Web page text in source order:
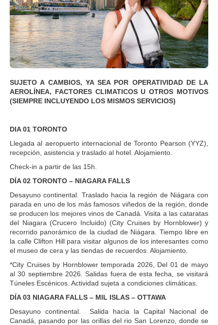
SUJETO A CAMBIOS, YA SEA POR OPERATIVIDAD DE LA
AEROLÍNEA, FACTORES CLIMATICOS U OTROS MOTIVOS
(SIEMPRE INCLUYENDO LOS MISMOS SERVICIOS)
DIA 01 TORONTO
Llegada al aeropuerto internacional de Toronto Pearson (YYZ),
recepción, asistencia y traslado al hotel. Alojamiento.
Check-in a partir de las 15h.
DÍA 02 TORONTO – NIAGARA FALLS
Desayuno continental. Traslado hacia la región de Niágara con
parada en uno de los más famosos viñedos de la región, donde
se producen los mejores vinos de Canadá. Visita a las cataratas
del Niagara (Crucero Incluido) (City Cruises by Hornblower) y
recorrido panorámico de la ciudad de Niágara. Tiempo libre en
la calle Clifton Hill para visitar algunos de los interesantes como
el museo de cera y las tiendas de recuerdos. Alojamiento.
*City Cruises by Hornblower temporada 2026, Del 01 de mayo
al 30 septiembre 2026. Salidas fuera de esta fecha, se visitará
Túneles Escénicos. Actividad sujeta a condiciones climáticas.
DÍA 03 NIAGARA FALLS – MIL ISLAS – OTTAWA
Desayuno continental. Salida hacia la Capital Nacional de
Canadá, pasando por las orillas del rio San Lorenzo, donde se